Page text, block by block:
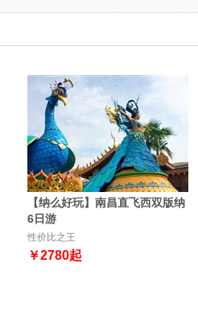
【纳么好玩】南昌直飞西双版纳
6日游
性价比之王
￥2780起